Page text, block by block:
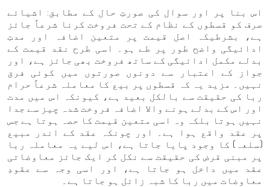
اس بنا پر اور سوال کی صورتِ حال کے مطابق: اشیائے
صرف کو قسطوں کے نظام کے تحت فروخت کرنا شرعاً جائز
ہے، بشرطیکہ اصل قیمت پر متعین اضافہ اور مدتِ
ادائیگی واضح طور پر طے ہو۔ اسی طرح نقد قیمت کے
بدلے مکمل ادائیگی کے ساتھ فروخت بھی جائز ہے، اور
جواز کے اعتبار سے دونوں صورتوں میں کوئی فرق
نہیں۔ مزید یہ کہ قسطوں پر بیع کا معاملہ شرعاً حرام
ربا کی حقیقت سے بالکل بعید ہے، کیونکہ اس میں مدت
اور اس کے بدلے ہونے والا اضافہ فروخت شدہ چیز سے جدا
نہیں ہوتا بلکہ وہ اسی متعین قیمت کا حصہ ہوتا ہے جس
پر عقد واقع ہوا ہے۔ اور چونکہ عقد کے اندر مبیع
(سلعہ) کا وجود پایا جاتا ہے، اس لیے یہ معاملہ ربا
پر مبنی قرض کی حقیقت سے نکل کر ایک جائز معاوضاتی
عقد میں داخل ہو جاتا ہے، اور اسی وجہ سے عقودِ
معاوضات میں ربا کا شبہ زائل ہو جاتا ہے۔